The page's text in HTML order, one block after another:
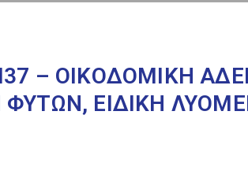
– ΟΙΚΟΔΟΜΙΚΗ
ΕΙΔΙΚΗ